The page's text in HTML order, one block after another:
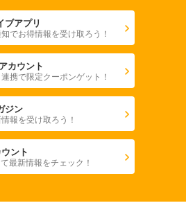
ブアプリ
でお得情報を受け取ろう！
カウント
携で限定クーポンゲット！
ジン
報を受け取ろう！
ント
最新情報をチェック！